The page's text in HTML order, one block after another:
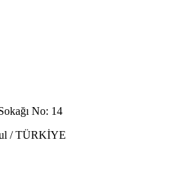
No: 14
/ TÜRKİYE